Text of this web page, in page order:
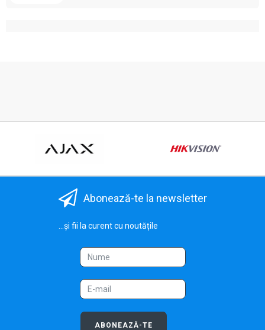
Abonează-te la newsletter
...și fii la curent cu noutățile
ABONEAZĂ-TE